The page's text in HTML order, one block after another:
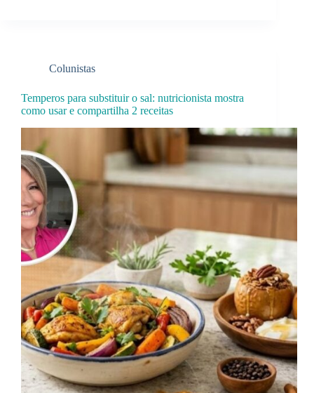
Colunistas
Temperos para substituir o sal: nutricionista mostra
como usar e compartilha 2 receitas